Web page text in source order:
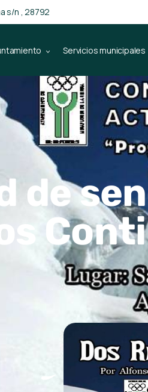
s/n , 28792
Servicios municipales
de